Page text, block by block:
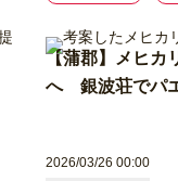
【蒲郡】メヒカ
へ 銀波荘でパ
2026/03/26 00:00